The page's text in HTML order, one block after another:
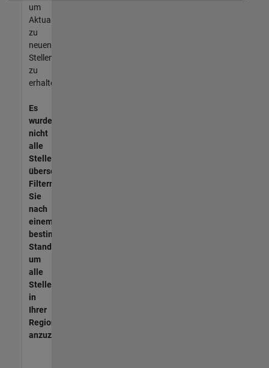
um
Aktualisierungen
zu
neuen
Stellenangeboten
zu
erhalten.
Es
wurden
nicht
alle
Stellen
übersetzt.
Filtern
Sie
nach
einem
bestimmten
Standort,
um
alle
Stellenangebote
in
Ihrer
Region
anzuzeigen.